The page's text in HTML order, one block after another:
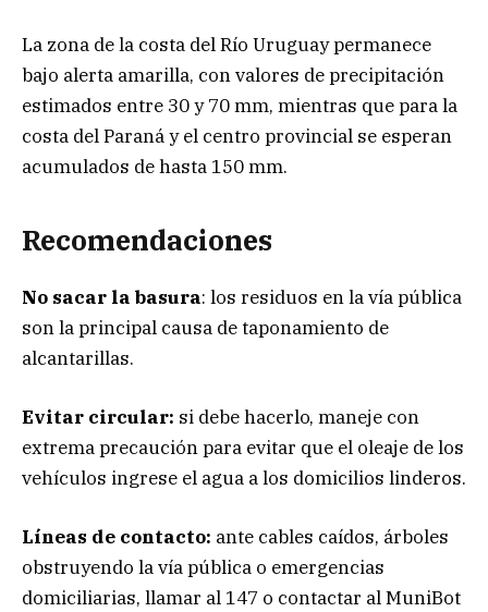
La zona de la costa del Río Uruguay permanece
bajo alerta amarilla, con valores de precipitación
estimados entre 30 y 70 mm, mientras que para la
costa del Paraná y el centro provincial se esperan
acumulados de hasta 150 mm.
Recomendaciones
No sacar la basura: los residuos en la vía pública
son la principal causa de taponamiento de
alcantarillas.
Evitar circular: si debe hacerlo, maneje con
extrema precaución para evitar que el oleaje de los
vehículos ingrese el agua a los domicilios linderos.
Líneas de contacto: ante cables caídos, árboles
obstruyendo la vía pública o emergencias
domiciliarias, llamar al 147 o contactar al MuniBot